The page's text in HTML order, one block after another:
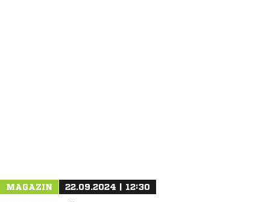
MAGAZIN 22.09.2024 | 12:30